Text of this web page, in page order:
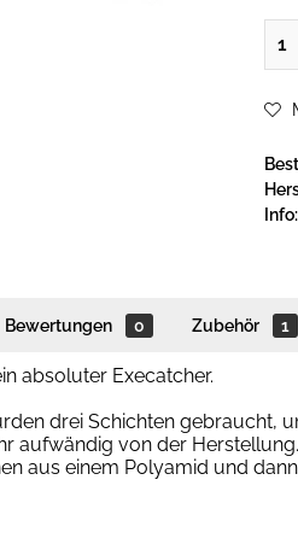
Info:
Bewertungen 0 Zubehör 1
absoluter Execatcher.
drei Schichten gebraucht,
aufwändig von der Herstellung.
aus einem Polyamid und